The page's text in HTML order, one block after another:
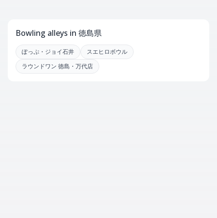
Bowling alleys in 徳島県
ぽっぷ・ジョイ石井
スエヒロボウル
ラウンドワン 徳島・万代店